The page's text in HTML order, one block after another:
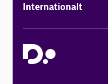
Internationalt